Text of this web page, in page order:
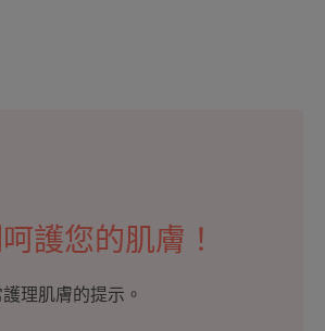
護您的肌膚！
理肌膚的提示。